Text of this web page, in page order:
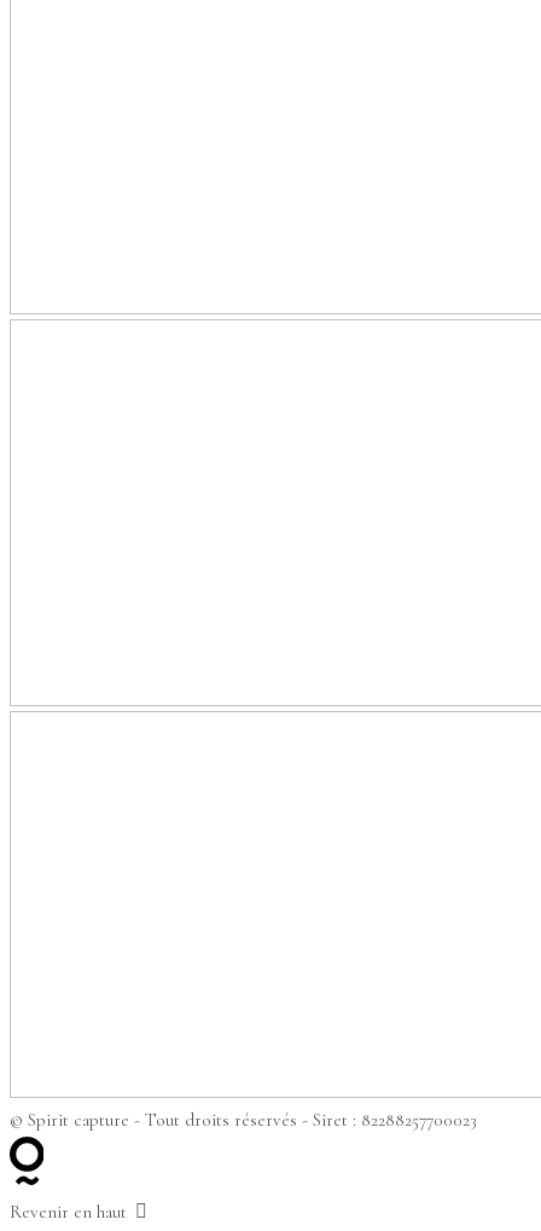
© Spirit capture - Tout droits réservés - Siret : 82288257700023
Revenir en haut